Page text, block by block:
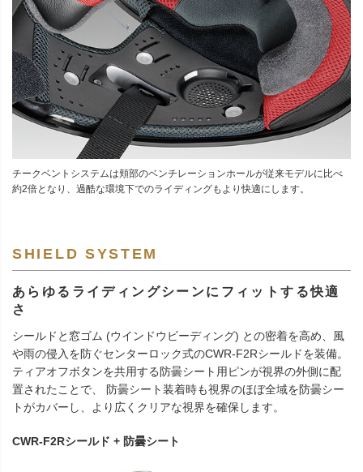
チークベントシステムは頬部のベンチレーションホールが従来モデルに比べ
約2倍となり、過酷な環境下でのライディングもより快適にします。
SHIELD SYSTEM
あらゆるライディングシーンにフィットする快適
さ
シールドと窓ゴム (ウインドウビーディング) との密着を高め、風
や雨の侵入を防ぐセンターロック式のCWR-F2Rシールドを装備。
ティアオフボタンを共用する防曇シート用ピンが視界の外側に配
置されたことで、 防曇シート装着時も視界のほぼ全域を防曇シー
トがカバーし、より広くクリアな視界を確保します。
CWR-F2Rシールド + 防曇シート